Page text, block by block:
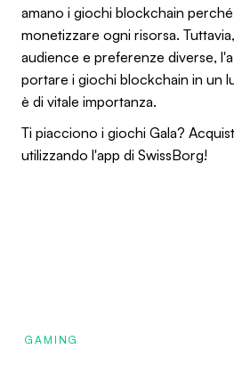
amano i giochi blockchain
monetizzare ogni risorsa.
audience e preferenze diverse,
portare i giochi blockchain in un
è di vitale importanza.
Ti piacciono i giochi Gala?
utilizzando l'app di SwissBorg!
GAMING